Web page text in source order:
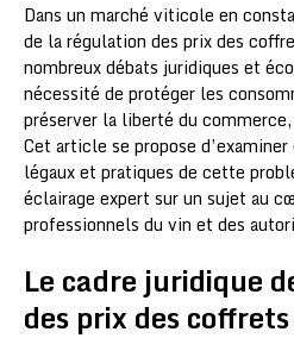
Dans un marché viticole en
de la régulation des prix des
nombreux débats juridiques et
nécessité de protéger les
préserver la liberté du
Cet article se propose
légaux et pratiques de cette
éclairage expert sur un sujet au
professionnels du vin et des
Le cadre juridique
des prix des